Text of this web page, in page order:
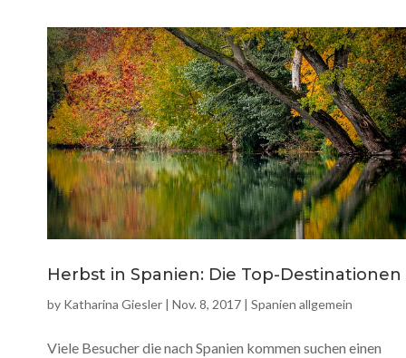
Herbst in Spanien: Die Top-Destinationen
by Katharina Giesler | Nov. 8, 2017 | Spanien allgemein
Viele Besucher die nach Spanien kommen suchen einen